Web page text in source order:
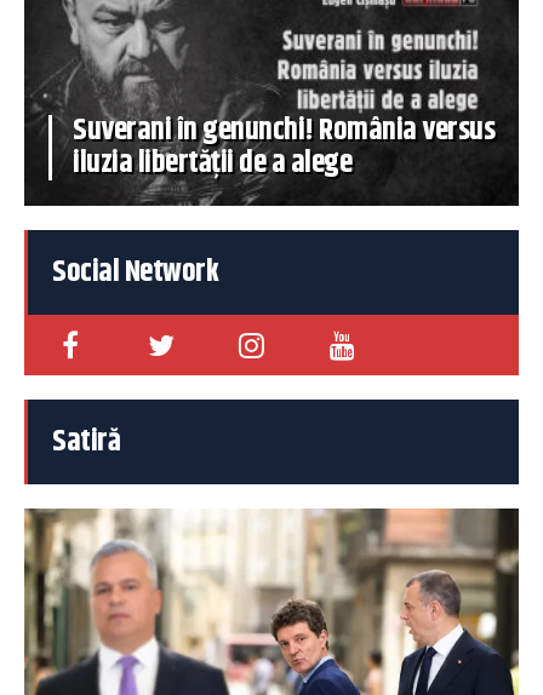
Suverani în genunchi! România versus
iluzia libertății de a alege
Social Network
Satiră